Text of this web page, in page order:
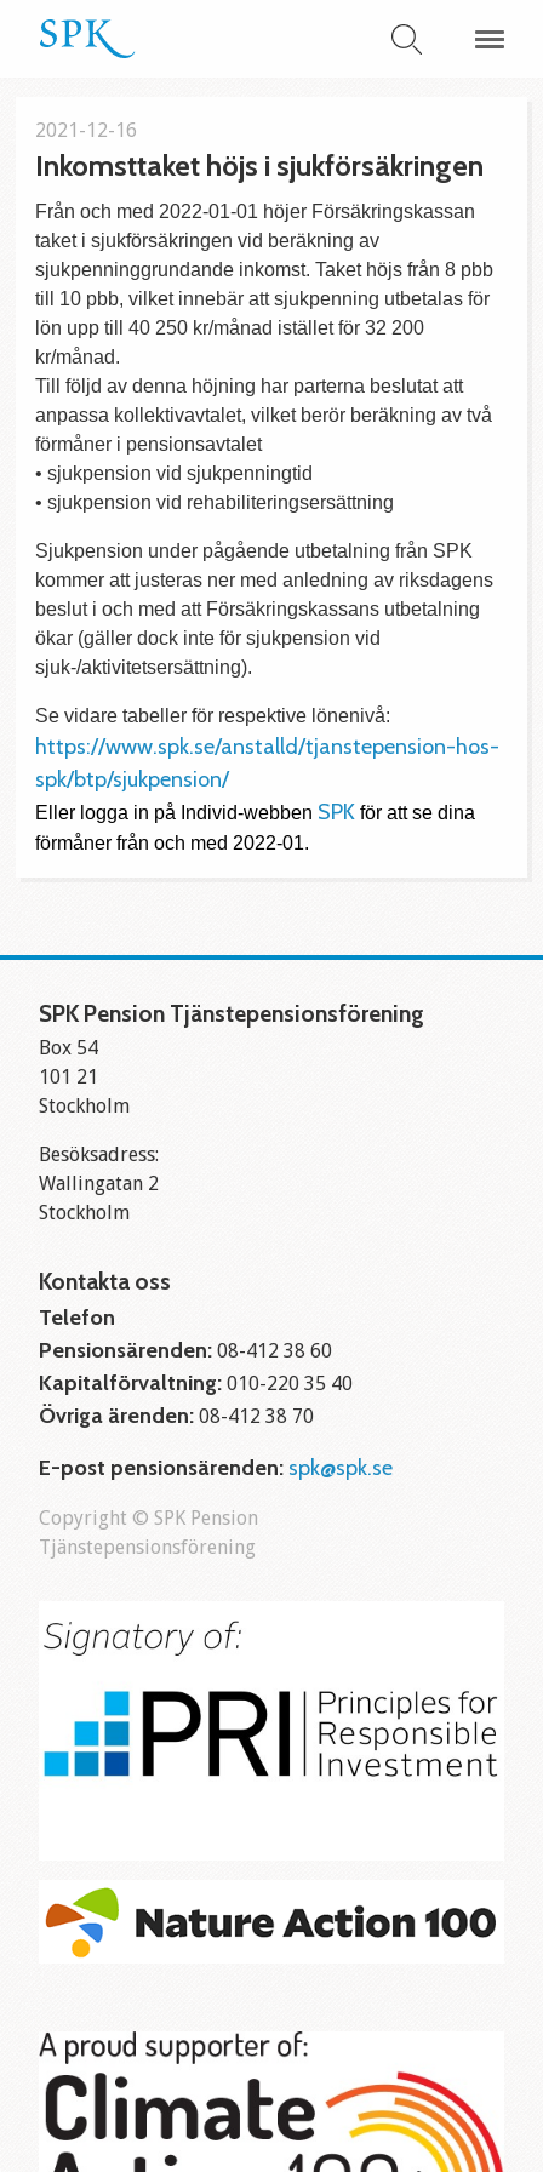
2021-12-16
Inkomsttaket höjs i sjukförsäkringen
Från och med 2022-01-01 höjer Försäkringskassan
taket i sjukförsäkringen vid beräkning av
sjukpenninggrundande inkomst. Taket höjs från 8 pbb
till 10 pbb, vilket innebär att sjukpenning utbetalas för
lön upp till 40 250 kr/månad istället för 32 200
kr/månad.
Till följd av denna höjning har parterna beslutat att
anpassa kollektivavtalet, vilket berör beräkning av två
förmåner i pensionsavtalet
• sjukpension vid sjukpenningtid
• sjukpension vid rehabiliteringsersättning
Sjukpension under pågående utbetalning från SPK
kommer att justeras ner med anledning av riksdagens
beslut i och med att Försäkringskassans utbetalning
ökar (gäller dock inte för sjukpension vid
sjuk-/aktivitetsersättning).
Se vidare tabeller för respektive lönenivå:
https://www.spk.se/anstalld/tjanstepension-hos-
spk/btp/sjukpension/
Eller logga in på Individ-webben SPK för att se dina
förmåner från och med 2022-01.
SPK Pension Tjänstepensionsförening
Box 54
101 21
Stockholm
Besöksadress:
Wallingatan 2
Stockholm
Kontakta oss
Telefon
Pensionsärenden: 08-412 38 60
Kapitalförvaltning: 010-220 35 40
Övriga ärenden: 08-412 38 70
E-post pensionsärenden: spk@spk.se
Copyright © SPK Pension
Tjänstepensionsförening